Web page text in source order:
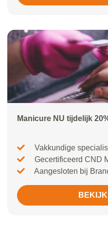
Manicure NU tijdelijk
Vakkundige
Gecertificeerd CND
Aangesloten bij